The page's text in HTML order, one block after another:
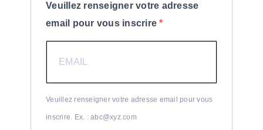
Veuillez renseigner votre adresse
email pour vous inscrire
Veuillez renseigner votre adresse email pour vous
inscrire. Ex. : abc@xyz.com